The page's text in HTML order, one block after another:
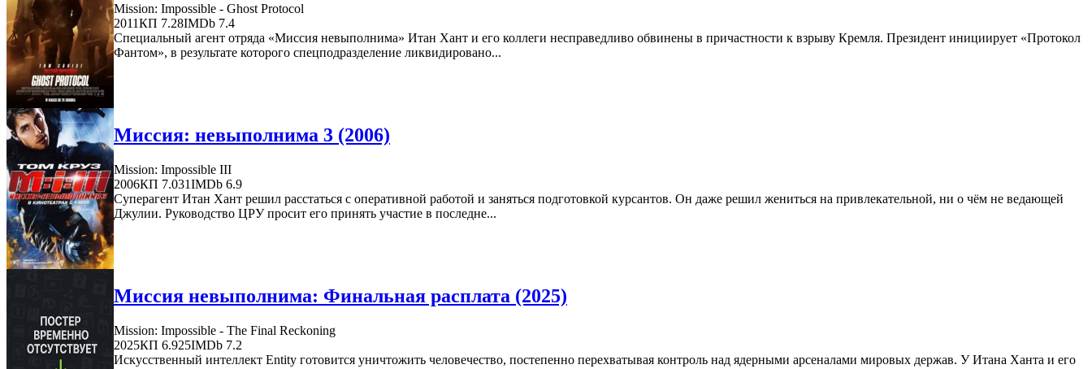
Mission: Impossible - Ghost Protocol
2011КП 7.28IMDb 7.4
Специальный агент отряда «Миссия невыполнима» Итан Хант и его коллеги несправедливо обвинены в причастности к взрыву Кремля. Президент инициирует «Протокол
Фантом», в результате которого спецподразделение ликвидировано...
Миссия: невыполнима 3 (2006)
Mission: Impossible III
2006КП 7.031IMDb 6.9
Суперагент Итан Хант решил расстаться с оперативной работой и заняться подготовкой курсантов. Он даже решил жениться на привлекательной, ни о чём не ведающей
Джулии. Руководство ЦРУ просит его принять участие в последне...
Миссия невыполнима: Финальная расплата (2025)
Mission: Impossible - The Final Reckoning
2025КП 6.925IMDb 7.2
Искусственный интеллект Entity готовится уничтожить человечество, постепенно перехватывая контроль над ядерными арсеналами мировых держав. У Итана Ханта и его